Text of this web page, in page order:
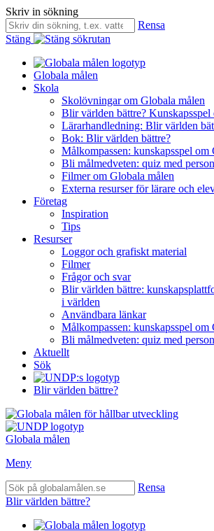
Skriv in sökning
Rensa
Stäng
Globala målen
Skola
Skolövningar om Globala målen
Blir världen bättre? Kunskapsspel
Lärarhandledning: Blir världen
Bok: Blir världen bättre?
Målkompassen: kunskapsspel om
Bli målmedveten: quiz med
Filmer om Globala målen
Externa resurser för lärare och
Företag
Inspiration
Tips
Resurser
Loggor och grafiskt material
Filmer
Frågor och svar
Blir världen bättre:
i världen
Användbara länkar
Målkompassen: kunskapsspel om
Bli målmedveten: quiz med
Aktuellt
Sök
Blir världen bättre?
Globala målen
Meny
Rensa
Blir världen bättre?